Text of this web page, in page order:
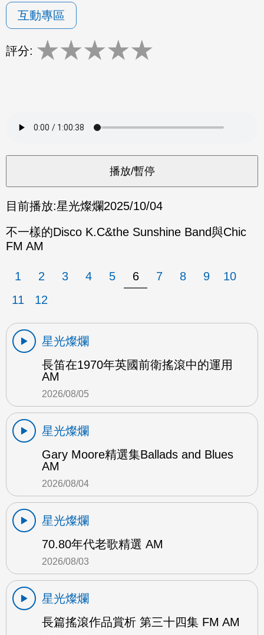
互動專區
評分: ★★★★★
目前播放:星光燦爛2025/10/04
不一樣的Disco K.C&the Sunshine Band與Chic
FM AM
1 2 3 4 5 6 7 8 9
10
11
12
星光燦爛
長笛在1970年英國前衛搖滾中的運用
AM
2026/08/05
星光燦爛
Gary Moore精選集Ballads and Blues
AM
2026/08/04
星光燦爛
70.80年代老歌精選 AM
2026/08/03
星光燦爛
長篇搖滾作品賞析 第三十四集 FM AM